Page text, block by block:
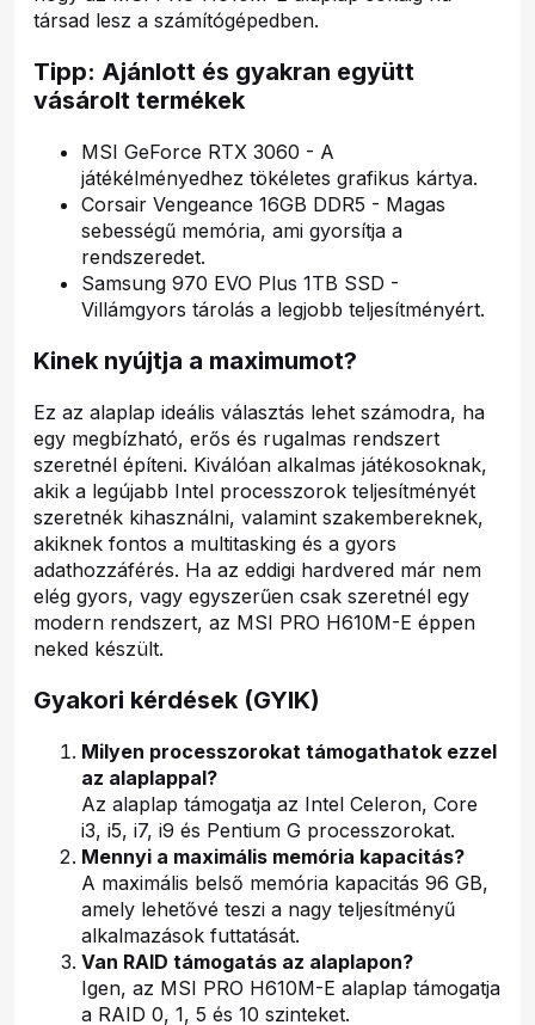
társad lesz a számítógépedben.
Tipp: Ajánlott és gyakran együtt
vásárolt termékek
MSI GeForce RTX 3060 - A
játékélményedhez tökéletes grafikus kártya.
Corsair Vengeance 16GB DDR5 - Magas
sebességű memória, ami gyorsítja a
rendszeredet.
Samsung 970 EVO Plus 1TB SSD -
Villámgyors tárolás a legjobb teljesítményért.
Kinek nyújtja a maximumot?
Ez az alaplap ideális választás lehet számodra, ha
egy megbízható, erős és rugalmas rendszert
szeretnél építeni. Kiválóan alkalmas játékosoknak,
akik a legújabb Intel processzorok teljesítményét
szeretnék kihasználni, valamint szakembereknek,
akiknek fontos a multitasking és a gyors
adathozzáférés. Ha az eddigi hardvered már nem
elég gyors, vagy egyszerűen csak szeretnél egy
modern rendszert, az MSI PRO H610M-E éppen
neked készült.
Gyakori kérdések (GYIK)
Milyen processzorokat támogathatok ezzel
az alaplappal?
Az alaplap támogatja az Intel Celeron, Core
i3, i5, i7, i9 és Pentium G processzorokat.
Mennyi a maximális memória kapacitás?
A maximális belső memória kapacitás 96 GB,
amely lehetővé teszi a nagy teljesítményű
alkalmazások futtatását.
Van RAID támogatás az alaplapon?
Igen, az MSI PRO H610M-E alaplap támogatja
a RAID 0, 1, 5 és 10 szinteket.